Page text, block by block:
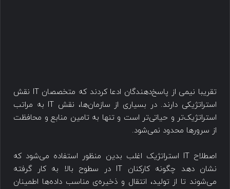
تقریبا نیمی از پاسخ‌دهندگان ادعا کردند که متخصصان IT نقش
استراتژيکی دارند. در بسیاری از سازمان‌ها، نقش IT به مراتب
استراتژیک‌تر و حیاتی‌تر است و تنها به تامین منابع و محافظت
از سرورها محدود نمی‌شود.
اصطلاح IT استراتژیک اغلب بدین منظور استفاده می‌شود که
نشان دهد چگونه کارکنان IT در سطوح بالا به کار گرفته
می‌شوند تا از تولید، انتقال و ذخیره‌ی مناسب داده‌ها اطمینان